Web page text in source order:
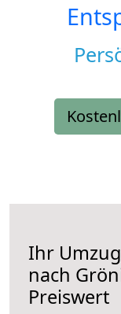
Ihr
nach
Preiswert